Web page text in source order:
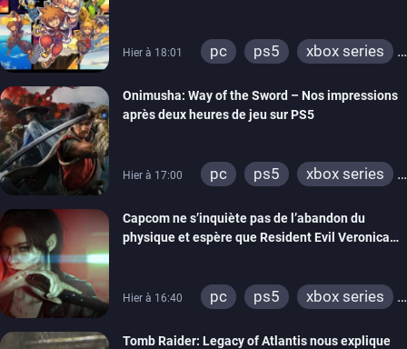
Hier à 18:01 pc ps5
xbox series
Onimusha: Way of the Sword – Nos impressions
après deux heures de jeu sur PS5
Hier à 17:00 pc ps5
xbox series
Capcom ne s’inquiète pas de l’abandon du
physique et espère que Resident Evil Veronica
Hier à 16:40 pc ps5
xbox series
Tomb Raider: Legacy of Atlantis nous explique